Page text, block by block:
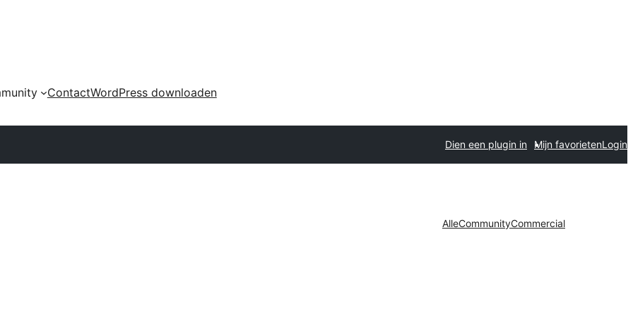
ContactWordPress downloaden
Dien een plugin in Mijn favorietenLogin
AlleCommunityCommercial